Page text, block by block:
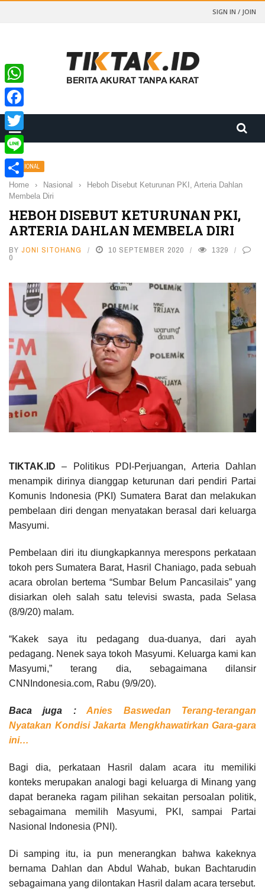
SIGN IN / JOIN
NASIONAL
Home › Nasional ›
Heboh Disebut Keturunan PKI, Arteria Dahlan
Membela Diri
HEBOH DISEBUT KETURUNAN PKI,
ARTERIA DAHLAN MEMBELA DIRI
BY JONI SITOHANG 10 SEPTEMBER 2020 1329
0
TIKTAK.ID – Politikus PDI-Perjuangan, Arteria Dahlan
menampik dirinya dianggap keturunan dari pendiri Partai
Komunis Indonesia (PKI) Sumatera Barat dan melakukan
pembelaan diri dengan menyatakan berasal dari keluarga
Masyumi.
Pembelaan diri itu diungkapkannya merespons perkataan
tokoh pers Sumatera Barat, Hasril Chaniago, pada sebuah
acara obrolan bertema “Sumbar Belum Pancasilais” yang
disiarkan oleh salah satu televisi swasta, pada Selasa
(8/9/20) malam.
“Kakek saya itu pedagang dua-duanya, dari ayah
pedagang. Nenek saya tokoh Masyumi. Keluarga kami kan
Masyumi,” terang dia, sebagaimana dilansir
CNNIndonesia.com, Rabu (9/9/20).
Baca juga :Anies Baswedan Terang-terangan
Nyatakan Kondisi Jakarta Mengkhawatirkan Gara-gara
ini…
Bagi dia, perkataan Hasril dalam acara itu memiliki
konteks merupakan analogi bagi keluarga di Minang yang
dapat beraneka ragam pilihan sekaitan persoalan politik,
sebagaimana memilih Masyumi, PKI, sampai Partai
Nasional Indonesia (PNI).
Di samping itu, ia pun menerangkan bahwa kakeknya
bernama Dahlan dan Abdul Wahab, bukan Bachtarudin
sebagaimana yang dilontakan Hasril dalam acara tersebut.
WhatsApp
Facebook
Twitter
Line
Share